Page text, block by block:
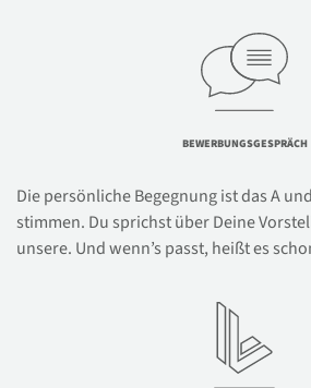
BEWERBUNGSGESPRÄCH
Die persönliche Begegnung ist das A
stimmen. Du sprichst über Deine
unsere. Und wenn’s passt, heißt es